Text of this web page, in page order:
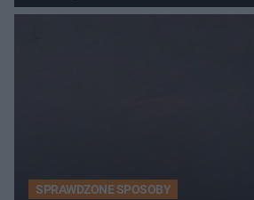
SPRAWDZONE SPOSOBY